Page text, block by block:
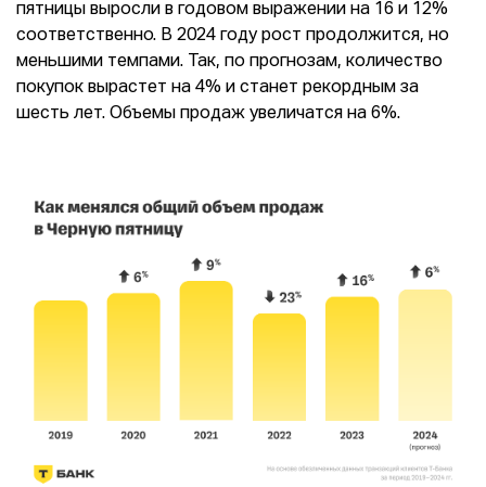
пятницы выросли в годовом выражении на 16 и 12%
соответственно. В 2024 году рост продолжится, но
меньшими темпами. Так, по прогнозам, количество
покупок вырастет на 4% и станет рекордным за
шесть лет. Объемы продаж увеличатся на 6%.